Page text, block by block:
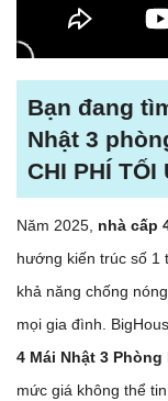
Bạn đang
Nhật 3
CHI PHÍ TỐI
Năm 2025, nhà cấp
hướng kiến trúc số 1
khả năng chống
mọi gia đình.
4 Mái Nhật 3 Phòng
mức giá không thể